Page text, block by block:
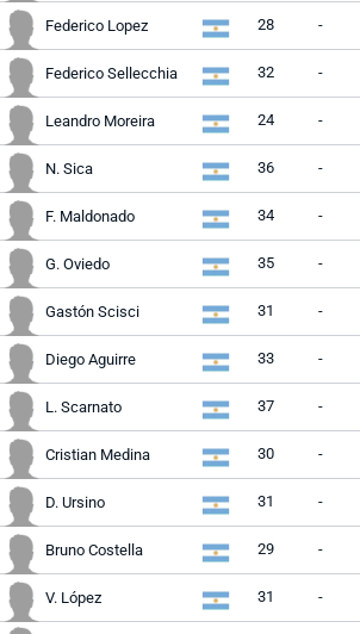
Federico Lopez 28 -
Federico Sellecchia 32 -
Leandro Moreira 24 -
N. Sica 36 -
F. Maldonado 34 -
G. Oviedo 35 -
Gastón Scisci 31 -
Diego Aguirre 33 -
L. Scarnato 37 -
Cristian Medina 30 -
D. Ursino 31 -
Bruno Costella 29 -
V. López 31 -